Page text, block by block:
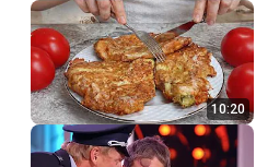
10:20